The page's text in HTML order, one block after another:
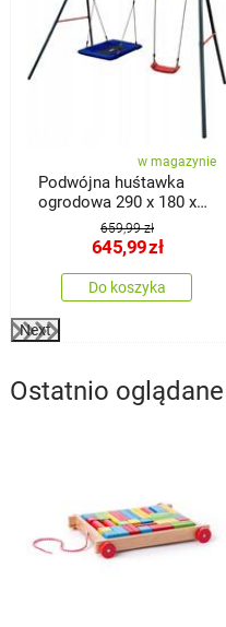
w magazynie
Podwójna huśtawka
ogrodowa 290 x 180 x
659,99 zł
645,99zł
Do koszyka
Next
Ostatnio oglądane